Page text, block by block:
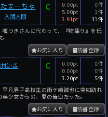
まーちゃ
入間人間
C
0.00pt
5.00pt
3.91pt
0件
1件
11件
つきさんに代わって、『物騙り』を任
読書登録
お気に入り
村涼哉 C
0.00pt
0.00pt
3.20pt
0件
0件
5件
平凡男子高校生の雨ケ崎誠也に突如訪れ
少女からの、愛の告白だった。
読書登録
お気に入り